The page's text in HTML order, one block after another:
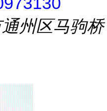
州区马驹桥